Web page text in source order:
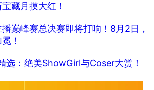
藏月摸大红！
播巅峰赛总决赛即将打响！8月2日，
！
选：绝美ShowGirl与Coser大赏！